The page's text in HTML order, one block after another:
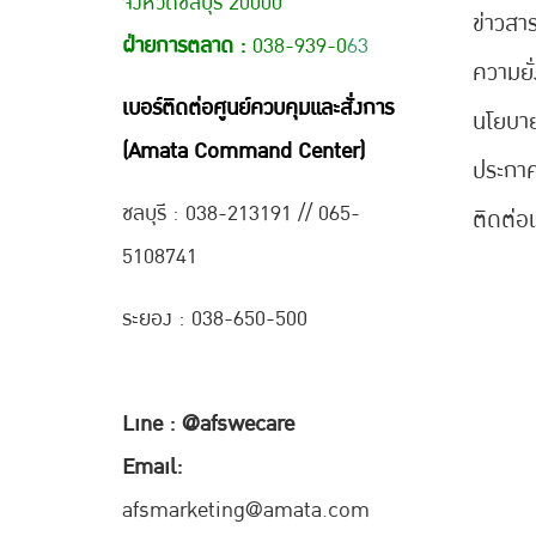
ฝ่ายการตลาด : 038-939-063
เบอร์ติดต่อศูนย์ควบคุมและสั่งการ
(Amata Command Center)
ชลบุรี : 038-213191 // 065-
5108741
ระยอง : 038-650-500
Line : @afswecare
Email:
afsmarketing@amata.com
ข่าวสา
ความ
นโยบ
ประกา
ติดต่อ